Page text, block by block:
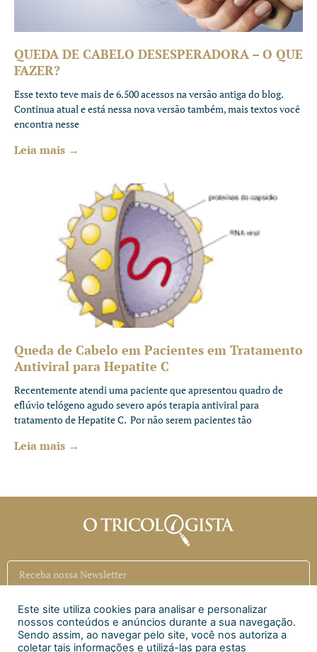
QUEDA DE CABELO DESESPERADORA – O QUE
FAZER?
Esse texto teve mais de 6.500 acessos na versão antiga do blog.
Continua atual e está nessa nova versão também, mais textos você
encontra nesse
Leia mais →
Queda de Cabelo em Pacientes em Tratamento
Antiviral para Hepatite C
Recentemente atendi uma paciente que apresentou quadro de
eflúvio telógeno agudo severo após terapia antiviral para
tratamento de Hepatite C. Por não serem pacientes tão
Leia mais →
Inscrever
Este site utiliza cookies para analisar e personalizar
nossos conteúdos e anúncios durante a sua navegação.
Sendo assim, ao navegar pelo site, você nos autoriza a
coletar tais informações e utilizá-las para estas